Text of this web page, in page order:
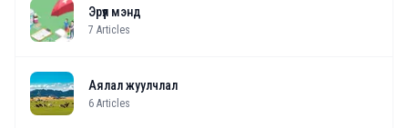
Эрүүл мэнд
7 Articles
Аялал жуулчлал
6 Articles